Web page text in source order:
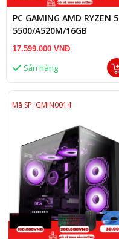
PC GAMING AMD RYZEN 5
5500/A520M/16GB
RAM/RTX 3060 12GB
17.599.000 VNĐ
Sẵn hàng
Mã SP: GMIN0014